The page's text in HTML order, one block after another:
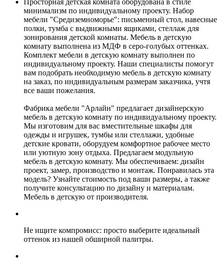
Просторная детская комната оборудована в стиле
минимализм по индивидуальному проекту. Набор
мебели "Средиземноморье": письменный стол, навесные
полки, тумба с выдвижными ящиками, стеллаж для
зонирования детской комнаты. Мебель в детскую
комнату выполнена из МДФ в серо-голубых оттенках.
Комплект мебели в детскую комнату выполнен по
индивидуальному проекту. Наши специалисты помогут
вам подобрать необходимую мебель в детскую комнату
на заказ, по индивидуальным размерам заказчика, учтя
все ваши пожелания.
Фабрика мебели "Арлайн" предлагает дизайнерскую
мебель в детскую комнату по индивидуальному проекту.
Мы изготовим для вас вместительные шкафы для
одежды и игрушек, тумбы или стеллажи, удобные
детские кровати, оборудуем комфортное рабочее место
или уютную зону отдыха. Предлагаем модульную
мебель в детскую комнату. Мы обеспечиваем: дизайн
проект, замер, производство и монтаж. Понравилась эта
модель? Узнайте стоимость под ваши размеры, а также
получите консультацию по дизайну и материалам.
Мебель в детскую от производителя.
Не ищите компромисс: просто выберите идеальный
оттенок из нашей обширной палитры.